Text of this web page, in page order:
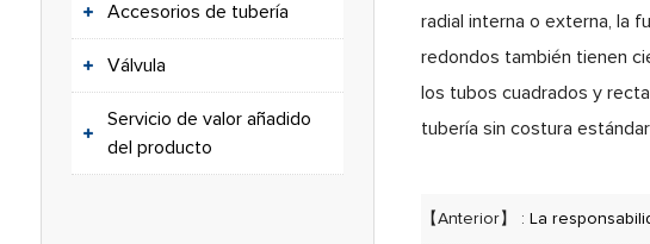
Accesorios de tubería
Válvula
Servicio de valor añadido
del producto
radial interna o externa, la
redondos también tienen
los tubos cuadrados y
tubería sin costura
【Anterior】 : La responsabilidad